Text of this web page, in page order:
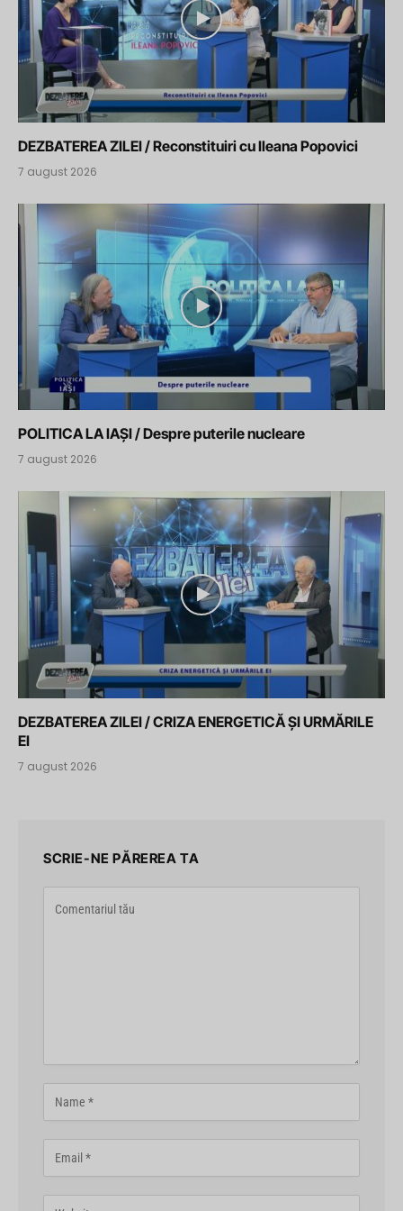
DEZBATEREA ZILEI / Reconstituiri cu Ileana Popovici
7 august 2026
POLITICA LA IAȘI / Despre puterile nucleare
7 august 2026
DEZBATEREA ZILEI / CRIZA ENERGETICĂ ȘI URMĂRILE
EI
7 august 2026
SCRIE-NE PĂREREA TA